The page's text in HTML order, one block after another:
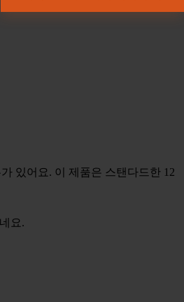
있어요. 이 제품은 스탠다드한 12
요.